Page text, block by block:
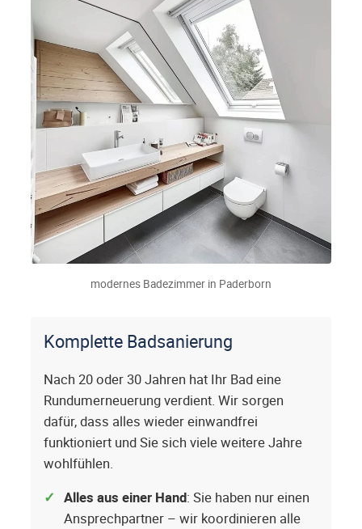
modernes Badezimmer in Paderborn
Komplette Badsanierung
Nach 20 oder 30 Jahren hat Ihr Bad eine
Rundumerneuerung verdient. Wir sorgen
dafür, dass alles wieder einwandfrei
funktioniert und Sie sich viele weitere Jahre
wohlfühlen.
Alles aus einer Hand: Sie haben nur einen
Ansprechpartner – wir koordinieren alle